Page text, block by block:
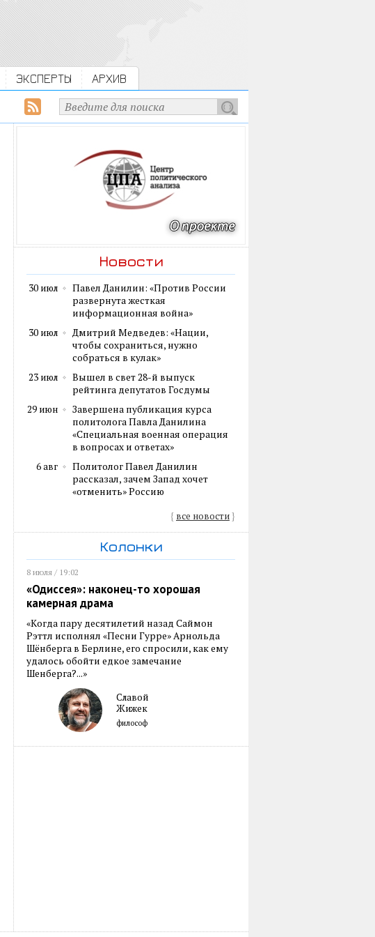
ЭКСПЕРТЫ АРХИВ
Новости
30 июл
Павел Данилин: «Против России
развернута жесткая
информационная война»
30 июл
Дмитрий Медведев: «Нации,
чтобы сохраниться, нужно
собраться в кулак»
23 июл
Вышел в свет 28-й выпуск
рейтинга депутатов Госдумы
29 июн
Завершена публикация курса
политолога Павла Данилина
«Специальная военная операция
в вопросах и ответах»
6 авг
Политолог Павел Данилин
рассказал, зачем Запад хочет
«отменить» Россию
{ все новости}
Колонки
8 июля / 19:02
«Одиссея»: наконец-то хорошая
камерная драма
«Когда пару десятилетий назад Саймон
Рэттл исполнял «Песни Гурре» Арнольда
Шёнберга в Берлине, его спросили, как ему
удалось обойти едкое замечание
Шенберга?...»
Славой
Жижек
философ